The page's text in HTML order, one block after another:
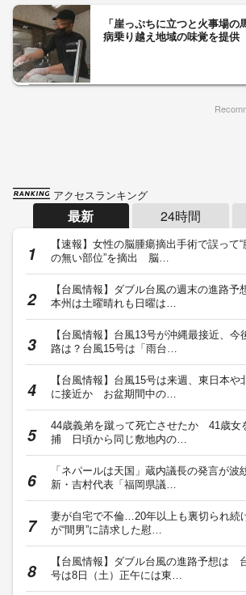
「崖っぷちに立つと火事場
病乗り越え地域の味覚を提
アクセスランキング
最新 24時間
【速報】女性の脳腫瘍摘出手術で誤って“
の無い部位”を摘出 脳…
【台風情報】ダブル台風の週末の進路
本州は土曜晴れも日曜は…
【台風情報】台風13号が沖縄最接近、今
路は？台風15号は「雨台…
【台風情報】台風15号は来週、東日本や
に接近か お盆期間中の…
44歳義弟を蹴って死亡させたか 41歳女
捕 日頃から同じ敷地内の…
「ネパールは天国」蔵内議長の発言が
新・吉村代表「福岡県議…
妻が自宅で不倫…20年以上も裏切られ続
が“間男”に請求した慰…
【台風情報】ダブル台風の進路予想は
号は8日（土）正午には東…